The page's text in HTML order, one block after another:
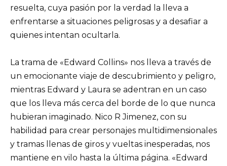
resuelta, cuya pasión por la verdad la lleva a
enfrentarse a situaciones peligrosas y a desafiar a
quienes intentan ocultarla.
La trama de «Edward Collins» nos lleva a través de
un emocionante viaje de descubrimiento y peligro,
mientras Edward y Laura se adentran en un caso
que los lleva más cerca del borde de lo que nunca
hubieran imaginado. Nico R Jimenez, con su
habilidad para crear personajes multidimensionales
y tramas llenas de giros y vueltas inesperadas, nos
mantiene en vilo hasta la última página. «Edward